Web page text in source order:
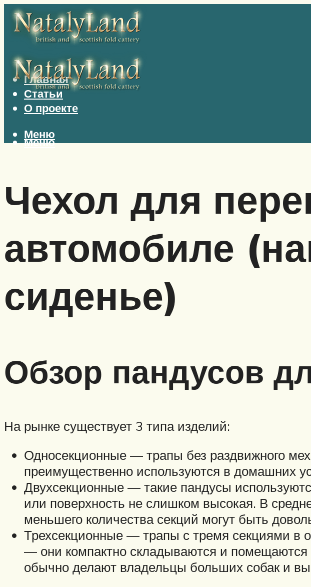
Главная
Статьи
О проекте
Меню
Меню
Чехол для
автомобиле
сиденье)
Обзор пандусов
На рынке существует 3 типа изделий:
Односекционные — трапы без раздвижного
преимущественно используются в домашних
Двухсекционные — такие пандусы
или поверхность не слишком высокая. В
меньшего количества секций могут быть
Трехсекционные — трапы с тремя секциями в
— они компактно складываются и помещаются
обычно делают владельцы больших собак и